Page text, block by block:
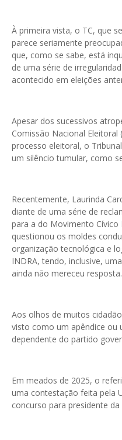
À primeira vista, o TC, que
parece seriamente
que, como se sabe, está
de uma série de
acontecido em eleições
Apesar dos sucessivos
Comissão Nacional Eleitoral
processo eleitoral, o
um silêncio tumular, como
Recentemente, Laurinda
diante de uma série de
para a do Movimento Cívico
questionou os moldes
organização tecnológica e
INDRA, tendo, inclusive,
ainda não mereceu resposta.
Aos olhos de muitos
visto como um apêndice ou
dependente do partido
Em meados de 2025, o
uma contestação feita pela
concurso para presidente da